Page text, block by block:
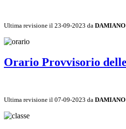
Ultima revisione il 23-09-2023 da
Orario Provvisorio
Ultima revisione il 07-09-2023 da